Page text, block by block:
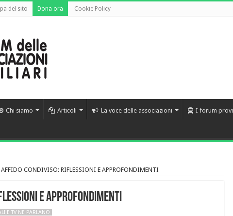
del sito Dona ora Cookie Policy
Chi siamo Articoli La voce delle associazioni I forum
AFFIDO CONDIVISO: RIFLESSIONI E APPROFONDIMENTI
E APPROFONDIMENTI
E TV NE PARLANO